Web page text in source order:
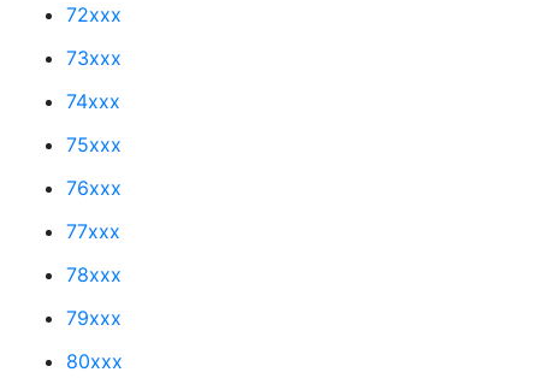
72xxx
73xxx
74xxx
75xxx
76xxx
77xxx
78xxx
79xxx
80xxx